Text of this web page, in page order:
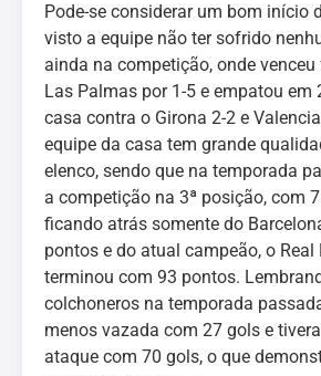
Pode-se considerar um bom início
visto a equipe não ter sofrido
ainda na competição, onde
Las Palmas por 1-5 e empatou em
casa contra o Girona 2-2 e
equipe da casa tem grande
elenco, sendo que na temporada
a competição na 3ª posição, com
ficando atrás somente do
pontos e do atual campeão, o Real
terminou com 93 pontos.
colchoneros na temporada
menos vazada com 27 gols e
ataque com 70 gols, o que